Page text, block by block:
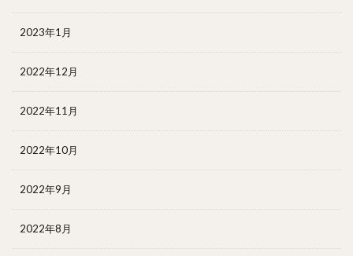
2023年1月
2022年12月
2022年11月
2022年10月
2022年9月
2022年8月